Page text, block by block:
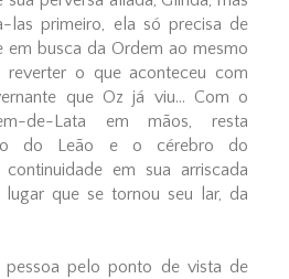
las primeiro, ela só precisa de
em busca da Ordem ao mesmo
o que aconteceu com
que Oz já viu... Com o
de-Lata em mãos, resta
do Leão e o cérebro do
em sua arriscada
que se tornou seu lar, da
pessoa pelo ponto de vista de